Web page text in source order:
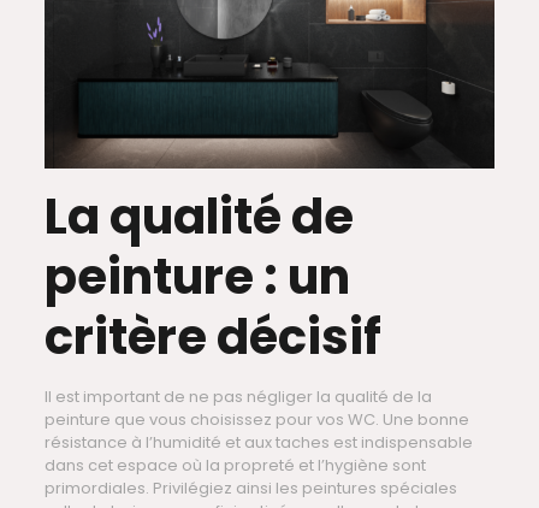
La qualité de
peinture : un
critère décisif
Il est important de ne pas négliger la qualité de la
peinture que vous choisissez pour vos WC. Une bonne
résistance à l’humidité et aux taches est indispensable
dans cet espace où la propreté et l’hygiène sont
primordiales. Privilégiez ainsi les peintures spéciales